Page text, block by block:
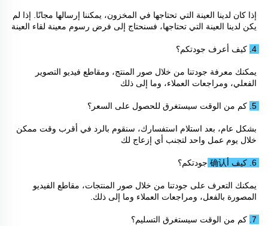
يكن لدينا العينة التي تحتاجها، فسنحتاج إلى فرض رسوم معينة لقاء العينة
4. كيف أعرف جودتكم؟
الفعلي، ومراجعات العملاء، وما إلى ذلك
5. كم من الوقت سيستغرق للحصول على السعر؟
خلال يوم عمل واحد لتجنب أي إزعاج لك
6. كيف أ确认 جودتكم؟
المصورة بالفعل، ومراجعات العملاء وما إلى ذلك.
7. كم من الوقت سيستغرق التسليم؟